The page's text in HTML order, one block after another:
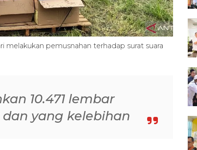
melakukan pemusnahan terhadap surat suara
10.471 lembar
yang kelebihan